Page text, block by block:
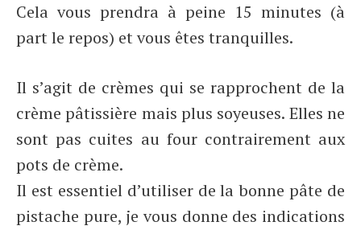
Cela vous prendra à peine 15 minutes (à
part le repos) et vous êtes tranquilles.
Il s’agit de crèmes qui se rapprochent de la
crème pâtissière mais plus soyeuses. Elles ne
sont pas cuites au four contrairement aux
pots de crème.
Il est essentiel d’utiliser de la bonne pâte de
pistache pure, je vous donne des indications